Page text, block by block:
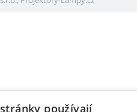
používají